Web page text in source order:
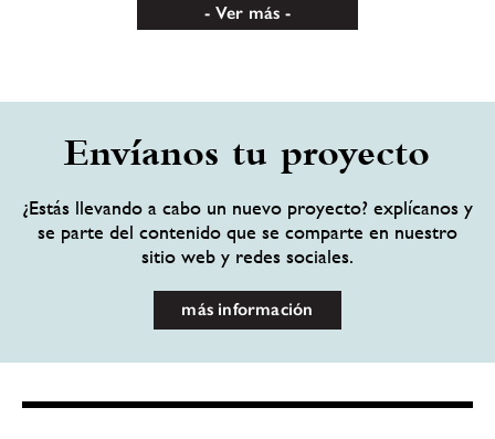
Ver más
Envíanos tu proyecto
¿Estás llevando a cabo un nuevo proyecto? explícanos y
se parte del contenido que se comparte en nuestro
sitio web y redes sociales.
más información